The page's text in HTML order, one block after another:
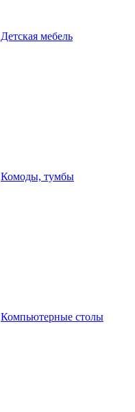
Детская мебель
Комоды, тумбы
Компьютерные столы